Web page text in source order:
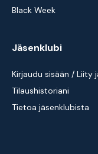
Black Week
Jäsenklubi
Kirjaudu sisään / Liity
Tilaushistoriani
Tietoa jäsenklubista